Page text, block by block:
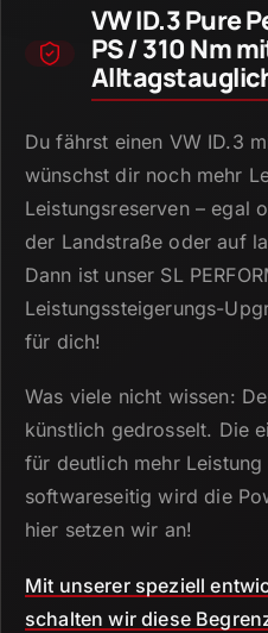
VW ID.3 Pure
PS / 310 Nm
Du fährst einen VW ID. 3
wünschst dir noch mehr
Leistungsreserven – egal
der Landstraße oder auf
Dann ist unser SL
Leistungssteigerungs-
für dich!
Was viele nicht wissen:
künstlich gedrosselt. Die
für deutlich mehr
softwareseitig wird die
hier setzen wir an!
Mit unserer speziell
schalten wir diese